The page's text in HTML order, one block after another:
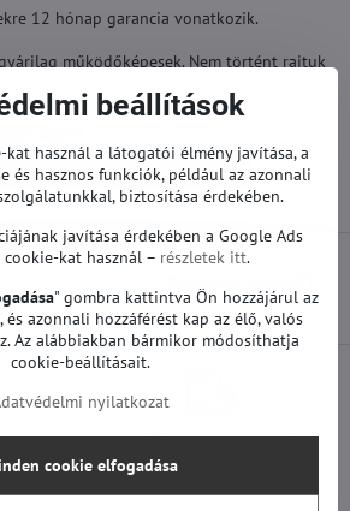
12 hónap garancia vonatkozik.
működőképesek. Nem történt rajtuk
TV Tápegységek | LG TV
Szállítás csak 1490 Ft
25 000 Ft felett ingyenes a szállítás
beállítások
használ a látogatói élmény javítása, a
és hasznos funkciók, például az azonnali
biztosítása érdekében.
javítása érdekében a Google Ads
kat használ – részletek itt.
" gombra kattintva Ön hozzájárul az
és azonnali hozzáférést kap az élő, valós
Az alábbiakban bármikor módosíthatja
cookie-beállításait.
nyilatkozat
cookie elfogadása